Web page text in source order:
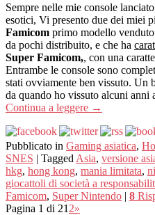
Sempre nelle mie console
esotici, Vi presento due dei miei
Famicom primo modello
da pochi distribuito, e che ha
Super Famicom,, con una
Entrambe le console sono
stati ovviamente ben vissuto. Un
da quando ho vissuto alcuni anni
Continua a leggere →
Pubblicato in Gaming asiatica,
SNES | Tagged Asia, versione
hkg, hong kong, mania limitata,
giocattoli di società a
Famicom, Super Nintendo | 8
Pagina 1 di 21 2»